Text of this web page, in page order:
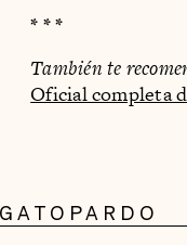
* * *
También te
Oficial completa